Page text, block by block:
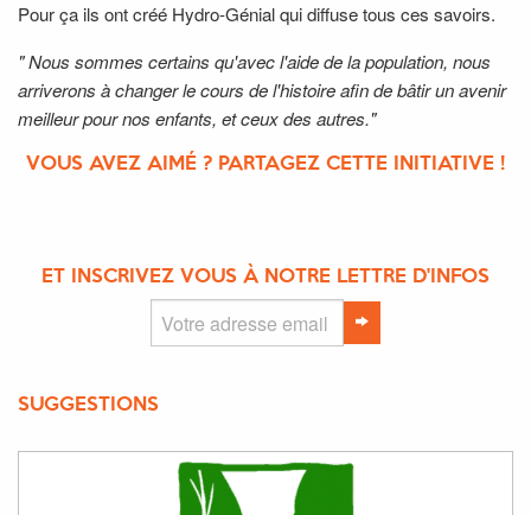
Pour ça ils ont créé Hydro-Génial qui diffuse tous ces savoirs.
" Nous sommes certains qu'avec l'aide de la population, nous
arriverons à changer le cours de l'histoire afin de bâtir un avenir
meilleur pour nos enfants, et ceux des autres."
VOUS AVEZ AIMÉ ? PARTAGEZ CETTE INITIATIVE !
ET INSCRIVEZ VOUS À NOTRE LETTRE D'INFOS
SUGGESTIONS